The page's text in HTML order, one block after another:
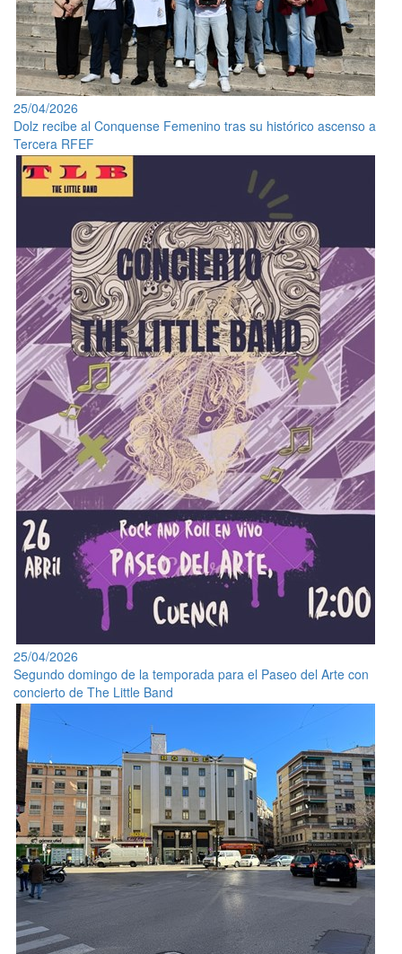
25/04/2026
Dolz recibe al Conquense Femenino tras su histórico ascenso a
Tercera RFEF
25/04/2026
Segundo domingo de la temporada para el Paseo del Arte con
concierto de The Little Band